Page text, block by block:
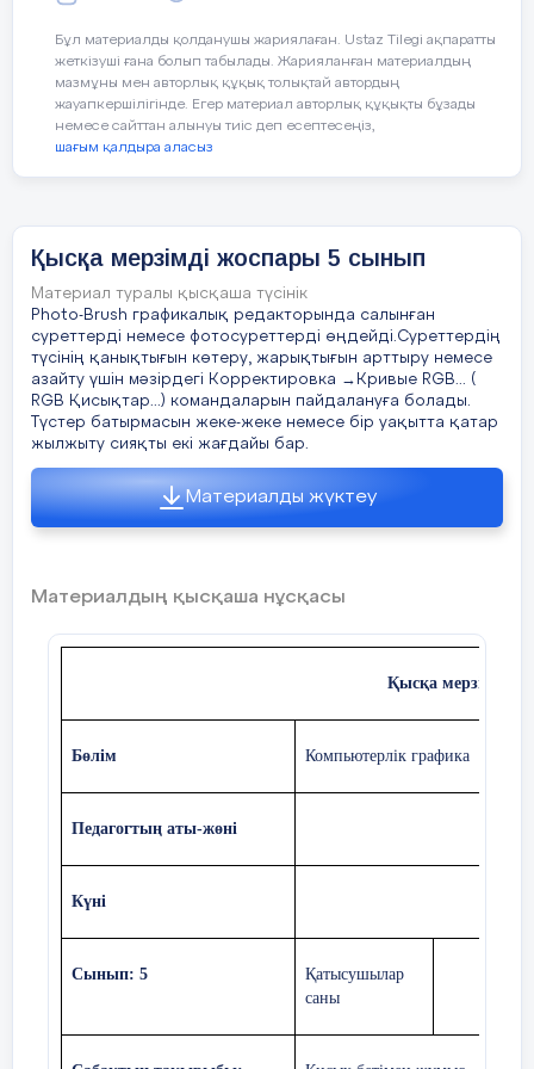
Кескінді дискреттеу барысында ол кодталады,
яғни әр ұяшыққа мән беріледі. Бұл әдісті сурет
үлгілерін мозаикалық кескінде салумен
болады.
Топтық жұмыс. 1-тапсырма.
Торкөз параққа өздерін ұнататын, күзде
бір жемістің векторлық және растрлық суретін
қолмен салындар. Екі суреттің қайсысы оңай
салынады? Бейнелерді саластыр.
Дескриптор:
-торкөз параққа векторлық сурет салады;
-торкөз параққа растрлық сурет салады;
Жеке жұмыс. 2-тапсырма
Сабақтың барысы :
Сабақтың
уақыт
Педагогтың әрекеті
Сабақтың
басы
1.Оқушылармен амандасу.
2.Сабақтың тақырыбы мен мақсаттарымен
таныстыру.
3.Өткен сабақты пысықтау.
Топтық жұмыс.
-Растрлық және векторлық кескіндерді
ҚБ: жетон /3балл/
Сабақтың
Жаңа тақырыпты түсіндіру.
Күнделікті өмірде реферат немесе
презентация дайындау үшін интернетті
пайдаланамыз. Мысалы, презентацияға
Бұл материалды қолданушы жариялаған. Ustaz Tilegi ақпаратты
жеткізуші ғана болып табылады. Жарияланған материалдың
мазмұны мен авторлық құқық толықтай автордың
жауапкершілігінде. Егер материал авторлық құқықты бұзады
немесе сайттан алынуы тиіс деп есептесеңіз,
шағым қалдыра аласыз
Қысқа мерзімді жоспары 5 cынып
Материал туралы қысқаша түсінік
Photo-Brush графикалық редакторында салынған
суреттерді немесе фотосуреттерді өңдейді.Суреттердің
түсінің қанықтығын көтеру, жарықтығын арттыру немесе
азайту үшін мәзірдегі Корректировка →Кривые RGB... (
RGB Қисықтар...) командаларын пайдалануға болады.
Түстер батырмасын жеке-жеке немесе бір уақытта қатар
жылжыту сияқты екі жағдайы бар.
Материалды жүктеу
Материалдың қысқаша нұсқасы
Қысқа мерзімді
Бөлім Компьютерлік графика
Педагогтың аты-жөні
Күні
Сынып: 5
Қатысушылар
саны